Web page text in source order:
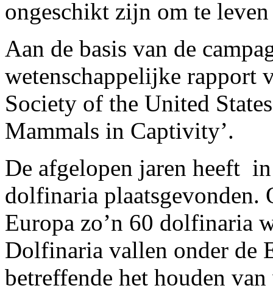
ongeschikt zijn om te
Aan de basis van de
wetenschappelijke rapport
Society of the United
Mammals in Captivity’.
De afgelopen jaren heeft
dolfinaria
Europa zo’n 60 dolfinaria
Dolfinaria vallen onder de
betreffende het houden